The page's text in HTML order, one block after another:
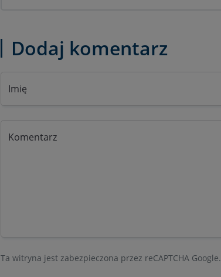
Dodaj komentarz
Imię
Komentarz
Ta witryna jest zabezpieczona przez reCAPTCHA Google.